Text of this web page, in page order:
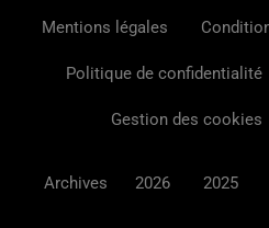
Mentions légales
Politique de confidentialité
Gestion des cookies
Archives 2026 2025